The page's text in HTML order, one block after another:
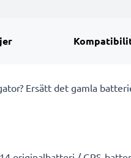
Ersätt det gamla